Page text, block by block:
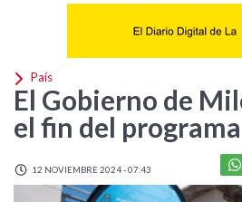
País
El Gobierno de
el fin del
12 NOVIEMBRE 2024 - 07:43